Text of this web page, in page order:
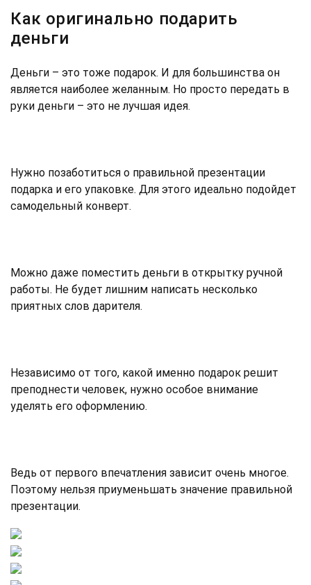
Как оригинально подарить
деньги
Деньги – это тоже подарок. И для большинства он
является наиболее желанным. Но просто передать в
руки деньги – это не лучшая идея.
Нужно позаботиться о правильной презентации
подарка и его упаковке. Для этого идеально подойдет
самодельный конверт.
Можно даже поместить деньги в открытку ручной
работы. Не будет лишним написать несколько
приятных слов дарителя.
Независимо от того, какой именно подарок решит
преподнести человек, нужно особое внимание
уделять его оформлению.
Ведь от первого впечатления зависит очень многое.
Поэтому нельзя приуменьшать значение правильной
презентации.